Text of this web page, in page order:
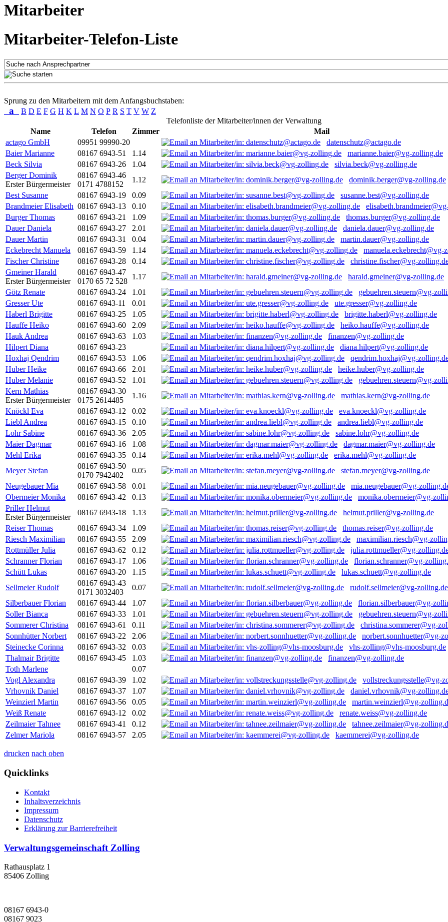
Mitarbeiter
Mitarbeiter-Telefon-Liste
Sprung zu den Mitarbeitern mit dem Anfangsbuchstaben:
a B D E F G H K L M N O P R S T V W Z
Telefonliste der Mitarbeiter/innen der Verwaltung
Name
Telefon Zimmer
Mail
actago GmbH
09951 99990-20
datenschutz@actago.de
Baier Marianne
08167 6943-51 1.14
marianne.baier@vg-zolling.de
Beck Silvia
08167 6943-26 1.04
silvia.beck@vg-zolling.de
Berger Dominik
Erster Bürgermeister
08167 6943-46
0171 4788152
1.12
dominik.berger@vg-zolling.de
Best Susanne
08167 6943-19 0.09
susanne.best@vg-zolling.de
Brandmeier Elisabeth 08167 6943-13 0.10
Burger Thomas
08167 6943-21 1.09
thomas.burger@vg-zolling.de
Dauer Daniela
08167 6943-27 2.01
daniela.dauer@vg-zolling.de
Dauer Martin
08167 6943-31 0.04
martin.dauer@vg-zolling.de
Eckebrecht Manuela
08167 6943-59 1.14
manuela.eckebrecht@vg-
Fischer Christine
08167 6943-28 0.14
christine.fischer@vg-
Gmeiner Harald
Erster Bürgermeister
08167 6943-47
0170 65 72 528
1.17
harald.gmeiner@vg-zolling.de
Götz Renate
08167 6943-24 1.01
gebuehren.steuern@vg-
Gresser Ute
08167 6943-11 0.01
ute.gresser@vg-zolling.de
Haberl Brigitte
08167 6943-25 1.05
brigitte.haberl@vg-zolling.de
Hauffe Heiko
08167 6943-60 2.09
heiko.hauffe@vg-zolling.de
Hauk Andrea
08167 6943-63 1.03
finanzen@vg-zolling.de
Hilpert Diana
08167 6943-23
diana.hilpert@vg-zolling.de
Hoxhaj Qendrim
08167 6943-53 1.06
qendrim.hoxhaj@vg-
Huber Heike
08167 6943-66 2.01
heike.huber@vg-zolling.de
Huber Melanie
08167 6943-52 1.01
gebuehren.steuern@vg-
Kern Mathias
Erster Bürgermeister
08167 6943-30
0175 2614485
1.16
mathias.kern@vg-zolling.de
Knöckl Eva
08167 6943-12 0.02
eva.knoeckl@vg-zolling.de
Liebl Andrea
08167 6943-15 0.10
andrea.liebl@vg-zolling.de
Lohr Sabine
08167 6943-36 2.05
sabine.lohr@vg-zolling.de
Maier Dagmar
08167 6943-16 1.08
dagmar.maier@vg-zolling.de
Mehl Erika
08167 6943-35 0.14
erika.mehl@vg-zolling.de
Meyer Stefan
08167 6943-50
0170 7942402
0.05
stefan.meyer@vg-zolling.de
Neugebauer Mia
08167 6943-58 0.01
mia.neugebauer@vg-
Obermeier Monika
08167 6943-42 0.13
monika.obermeier@vg-
Priller Helmut
Erster Bürgermeister
08167 6943-18 1.13
helmut.priller@vg-zolling.de
Reiser Thomas
08167 6943-34 1.09
thomas.reiser@vg-zolling.de
Riesch Maximilian
08167 6943-55 2.09
maximilian.riesch@vg-
Rottmüller Julia
08167 6943-62 0.12
julia.rottmueller@vg-
Schranner Florian
08167 6943-17 1.06
florian.schranner@vg-
Schütt Lukas
08167 6943-20 1.15
lukas.schuett@vg-zolling.de
Sellmeier Rudolf
08167 6943-43
0171 3032403
0.07
rudolf.sellmeier@vg-zolling.de
Silberbauer Florian
08167 6943-44 1.07
florian.silberbauer@vg-
Soller Bianca
08167 6943-33 1.01
gebuehren.steuern@vg-
Sommerer Christina
08167 6943-61 0.11
christina.sommerer@vg-
Sonnhütter Norbert
08167 6943-22 2.06
norbert.sonnhuetter@vg-
Steinecke Corinna
08167 6943-32 0.03
vhs-zolling@vhs-moosburg.de
Thalmair Brigitte
08167 6943-45 1.03
finanzen@vg-zolling.de
Toth Marlene
0.07
Vogl Alexandra
08167 6943-39 1.02
vollstreckungsstelle@vg-
Vrhovnik Daniel
08167 6943-37 1.07
daniel.vrhovnik@vg-
Weinzierl Martin
08167 6943-56 0.05
martin.weinzierl@vg-
Weiß Renate
08167 6943-12 0.02
renate.weiss@vg-zolling.de
Zeilmaier Tahnee
08167 6943-41 0.12
tahnee.zeilmaier@vg-
Zelmer Mariola
08167 6943-57 2.05 kaemmerei@vg-zolling.de
drucken nach oben
Quicklinks
Kontakt
Inhaltsverzeichnis
Impressum
Datenschutz
Erklärung zur Barrierefreiheit
Verwaltungsgemeinschaft Zolling
Rathausplatz 1
85406 Zolling
08167 6943-0
08167 9023